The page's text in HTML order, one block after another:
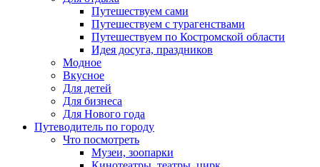
Путешествуем сами
Путешествуем с турагенствами
Путешествуем по Костромской области
Идея досуга, праздников
Модное
Вкусное
Для детей
Для бизнеса
Для Нового года
Путеводитель по городу
Что посмотреть
Музеи, зоопарки